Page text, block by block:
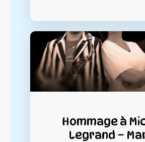
Hommage à
Legrand –